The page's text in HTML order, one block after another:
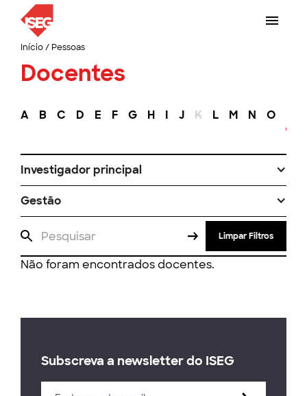
Início/ Pessoas
Docentes
A B C D E F G H I J K L M N O
Investigador principal
Gestão
Limpar Filtros
Não foram encontrados docentes.
Subscreva a newsletter do ISEG